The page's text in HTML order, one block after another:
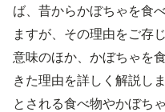
ば、昔からかぼちゃを食
ますが、その理由をご存
意味のほか、かぼちゃを
きた理由を詳しく解説し
とされる食べ物やかぼち